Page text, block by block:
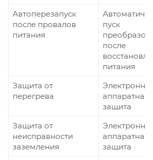
Автоперезапуск
после провалов
питания
пуск
после
питания
Защита от
перегрева
аппаратная
защита
Защита от
неисправности
заземления
аппаратная
защита